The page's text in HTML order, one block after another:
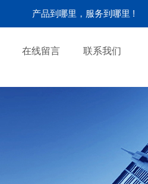
产品到哪里，服务到哪里 !
在线留言 联系我们